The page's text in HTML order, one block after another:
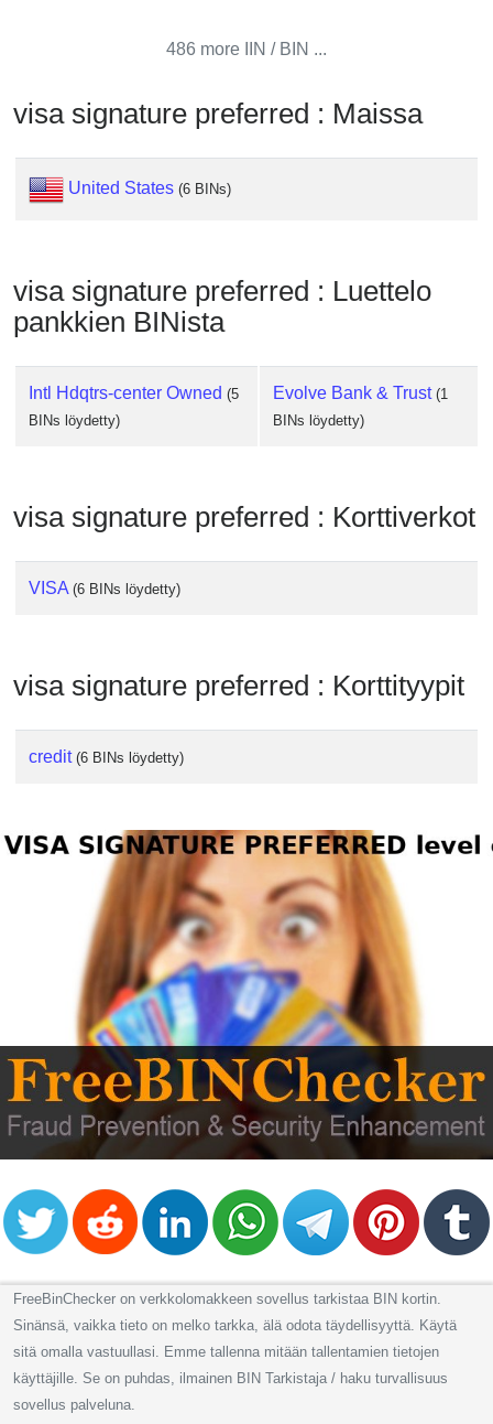
486 more IIN / BIN ...
visa signature preferred : Maissa
United States (6 BINs)
visa signature preferred : Luettelo
pankkien BINista
Intl Hdqtrs-center Owned (5
BINs löydetty)
Evolve Bank & Trust (1
BINs löydetty)
visa signature preferred : Korttiverkot
VISA (6 BINs löydetty)
visa signature preferred : Korttityypit
credit (6 BINs löydetty)
FreeBinChecker on verkkolomakkeen sovellus tarkistaa BIN kortin.
Sinänsä, vaikka tieto on melko tarkka, älä odota täydellisyyttä. Käytä
sitä omalla vastuullasi. Emme tallenna mitään tallentamien tietojen
käyttäjille. Se on puhdas, ilmainen BIN Tarkistaja / haku turvallisuus
sovellus palveluna.